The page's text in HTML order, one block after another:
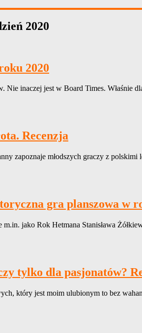
2020
2020
inaczej jest w Board Times. Właśnie
Recenzja
zapoznaje młodszych graczy z polskimi
gra planszowa w
jako Rok Hetmana Stanisława
tylko dla pasjonatów?
który jest moim ulubionym to bez